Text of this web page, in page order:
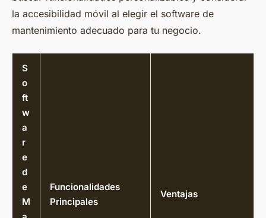
la accesibilidad móvil al elegir el software de
mantenimiento adecuado para tu negocio.
S
o
ft
w
a
r
e
d
e
M
Funcionalidades
Principales
Ventajas